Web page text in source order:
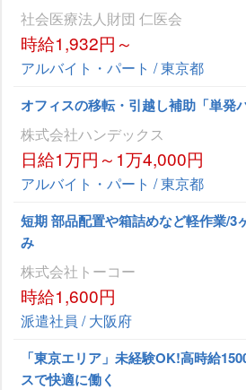
社会医療法人財団 仁医会
時給1,932円～
アルバイト・パート / 東京都
オフィスの移転・引越し補助「単発
株式会社ハンデックス
日給1万円～1万4,000円
アルバイト・パート / 東京都
短期 部品配置や箱詰めなど軽作業/
み
株式会社トーコー
時給1,600円
派遣社員 / 大阪府
「東京エリア」未経験OK!高時給
スで快適に働く